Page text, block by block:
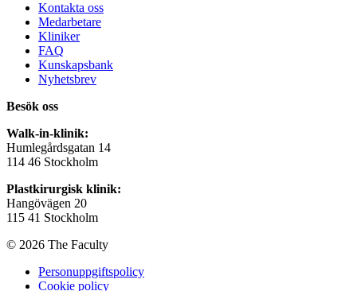
Kontakta oss
Medarbetare
Kliniker
FAQ
Kunskapsbank
Nyhetsbrev
Besök oss
Walk-in-klinik:
Humlegårdsgatan 14
114 46 Stockholm
Plastkirurgisk klinik:
Hangövägen 20
115 41 Stockholm
© 2026 The Faculty
Personuppgiftspolicy
Cookie policy